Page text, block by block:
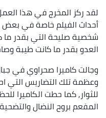
لقد ركز المخرج في هذا
أحداث الفيلم خاصة في بعض
شخصية صليحة التي بقدر
العدو بقدر ما كانت طيبة
وجالت كاميرا صحراوي في
وعظمة تلك التضاريس التي
للثوار, كما حطت الكاميرا
المفعم بروح النضال والتضحية